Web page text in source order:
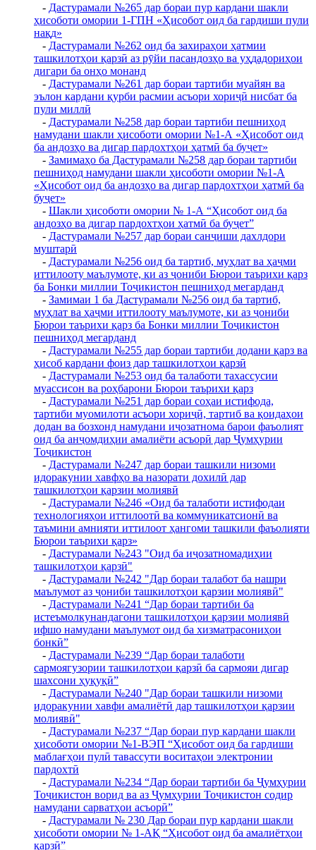
- Дастурамали №265 дар бораи пур кардани шакли
ҳисоботи омории 1-ГПН «Ҳисобот оид ба гардиши пули
нақд»
- Дастурамали №262 оид ба захираҳои ҳатмии
ташкилотҳои қарзӣ аз рӯйи пасандозҳо ва уҳдадориҳои
дигари ба онҳо монанд
- Дастурамали №261 дар бораи тартиби муайян ва
эълон кардани қурби расмии асъори хориҷӣ нисбат ба
пули миллӣ
- Дастурамали №258 дар бораи тартиби пешниҳод
намудани шакли ҳисоботи омории №1-А «Ҳисобот оид
ба андозҳо ва дигар пардохтҳои ҳатмӣ ба буҷет»
- Замимаҳо ба Дастурамали №258 дар бораи тартиби
пешниҳод намудани шакли ҳисоботи омории №1-А
«Ҳисобот оид ба андозҳо ва дигар пардохтҳои ҳатмӣ ба
буҷет»
- Шакли ҳисоботи омории № 1-А “Ҳисобот оид ба
андозҳо ва дигар пардохтҳои ҳатмӣ ба буҷет”
- Дастурамали №257 дар бораи санҷиши дахлдори
муштарӣ
- Дастурамали №256 оид ба тартиб, муҳлат ва ҳаҷми
иттилооту маълумоте, ки аз ҷониби Бюрои таърихи қарз
ба Бонки миллии Тоҷикистон пешниҳод мегарданд
- Замимаи 1 ба Дастурамали №256 оид ба тартиб,
муҳлат ва ҳаҷми иттилооту маълумоте, ки аз ҷониби
Бюрои таърихи қарз ба Бонки миллии Тоҷикистон
пешниҳод мегарданд
- Дастурамали №255 дар бораи тартиби додани қарз ва
ҳисоб кардани фоиз дар ташкилотҳои қарзӣ
- Дастурамали №253 оид ба талаботи тахассусии
муассисон ва роҳбарони Бюрои таърихи қарз
- Дастурамали №251 дар бораи соҳаи истифода,
тартиби муомилоти асъори хориҷӣ, тартиб ва қоидаҳои
додан ва бозхонд намудани иҷозатнома барои фаъолият
оид ба анҷомдиҳии амалиёти асъорӣ дар Ҷумҳурии
Тоҷикистон
- Дастурамали №247 дар бораи ташкили низоми
идоракунии хавфҳо ва назорати дохилӣ дар
ташкилотҳои қарзии молиявӣ
- Дастурамали №246 «Оид ба талаботи истифодаи
технологияҳои иттилоотӣ ва коммуникатсионӣ ва
таъмини амнияти иттилоот ҳангоми ташкили фаъолияти
Бюрои таърихи қарз»
- Дастурамали №243 "Оид ба иҷозатномадиҳии
ташкилотҳои қарзӣ"
- Дастурамали №242 "Дар бораи талабот ба нашри
маълумот аз ҷониби ташкилотҳои қарзии молиявӣ"
- Дастурамали №241 “Дар бораи тартиби ба
истеъмолкунандагони ташкилотҳои қарзии молиявӣ
ифшо намудани маълумот оид ба хизматрасониҳои
бонкӣ”
- Дастурамали №239 “Дар бораи талаботи
сармоягузории ташкилотҳои қарзӣ ба сармояи дигар
шахсони ҳуқуқӣ”
- Дастурамали №240 "Дар бораи ташкили низоми
идоракунии хавфи амалиётӣ дар ташкилотҳои қарзии
молиявӣ"
- Дастурамали №237 “Дар бораи пур кардани шакли
ҳисоботи омории №1-ВЭП “Ҳисобот оид ба гардиши
маблағҳои пулӣ тавассути воситаҳои электронии
пардохтӣ
- Дастурамали №234 “Дар бораи тартиби ба Ҷумҳурии
Тоҷикистон ворид ва аз Ҷумҳурии Тоҷикистон содир
намудани сарватҳои асъорӣ”
- Дастурамали № 230 Дар бораи пур кардани шакли
ҳисоботи омории № 1-АҚ “Ҳисобот оид ба амалиётҳои
қарзӣ”